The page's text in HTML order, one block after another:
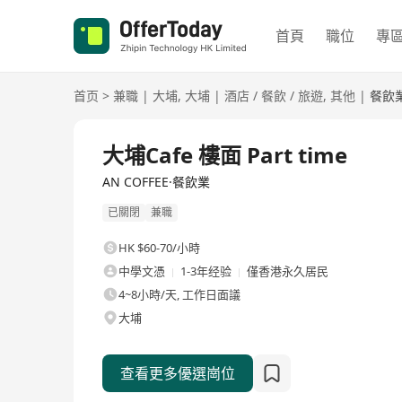
首頁 職位 專
首页 > 兼職 | 大埔, 大埔 | 酒店 / 餐飲 / 旅遊, 其他 | 餐飲
大埔Cafe 樓面 Part time
AN COFFEE·餐飲業
已關閉 兼職
HK $60-70/小時
中學文憑
1-3年经验
僅香港永久居民
4~8小時/天, 工作日面議
大埔
查看更多優選崗位